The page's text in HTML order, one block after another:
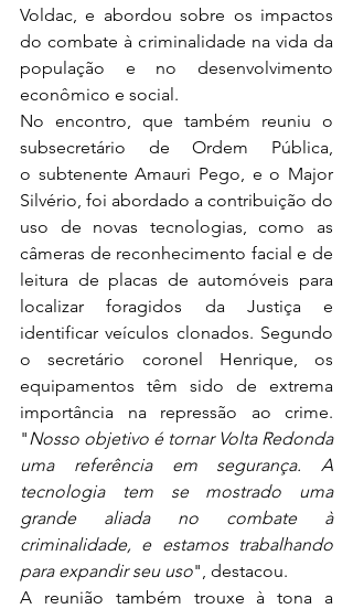
Voldac, e abordou sobre os impactos
do combate à criminalidade na vida da
população e no desenvolvimento
econômico e social.
No encontro, que também reuniu o
subsecretário de Ordem Pública,
o subtenente Amauri Pego, e o Major
Silvério, foi abordado a contribuição do
uso de novas tecnologias, como as
câmeras de reconhecimento facial e de
leitura de placas de automóveis para
localizar foragidos da Justiça e
identificar veículos clonados. Segundo
o secretário coronel Henrique, os
equipamentos têm sido de extrema
importância na repressão ao crime.
" Nosso objetivo é tornar Volta Redonda
uma referência em segurança. A
tecnologia tem se mostrado uma
grande aliada no combate à
criminalidade, e estamos trabalhando
para expandir seu uso", destacou.
A reunião também trouxe à tona a